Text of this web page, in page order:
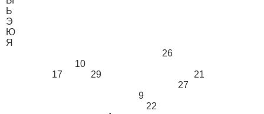
Ь
Э
Ю
Я
26
10
17
29
21
27
9
22